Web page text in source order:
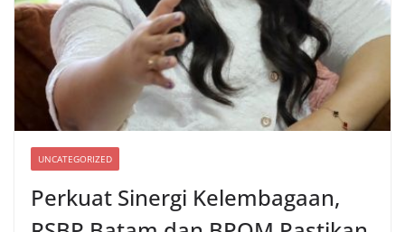
UNCATEGORIZED
Perkuat Sinergi Kelembagaan,